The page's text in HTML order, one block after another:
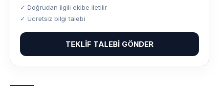
✓ Doğrudan ilgili ekibe iletilir
✓ Ücretsiz bilgi talebi
TEKLIF TALEBI GÖNDER